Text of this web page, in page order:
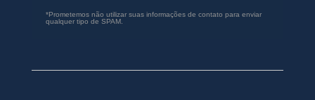
*Prometemos não utilizar suas informações de contato para enviar
qualquer tipo de SPAM.